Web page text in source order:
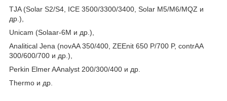
TJA (Solar S2/S4, ICE 3500/3300/3400, Solar M5/M6/MQZ и
др.),
Unicam (Solaar-6М и др.),
Analitical Jena (novAA 350/400, ZEEnit 650 P/700 P, contrAA
300/600/700 и др.),
Perkin Elmer AAnalyst 200/300/400 и др.
Thermo и др.